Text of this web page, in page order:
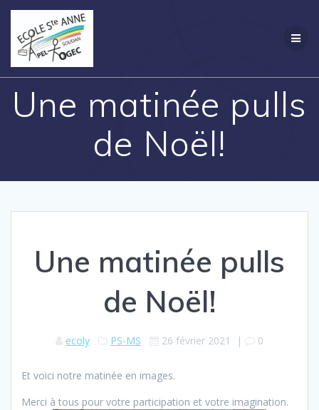
Une matinée pulls
de Noël!
Une matinée pulls
de Noël!
ecoly PS-MS 26 février 2021 | 0
Et voici notre matinée en images.
Merci à tous pour votre participation et votre imagination.